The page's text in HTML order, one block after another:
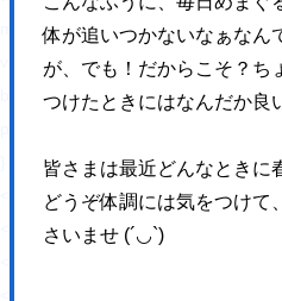
体が追いつかないなぁなん
が、 でも！だからこそ？ち
つけたときにはなんだか良
皆さまは最近どんなときに
どうぞ体調には気をつけて
さいませ (´◡`)
margin: 0 .07em !important;
vertical-align: -0.1em !important;
background: none !important;
</style>
<link rel='stylesheet' id='wp-block-